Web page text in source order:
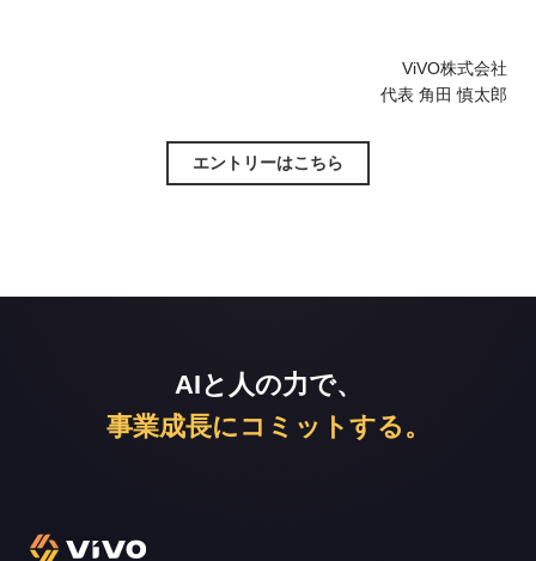
ViVO株式会社
代表 角田 慎太郎
エントリーはこちら
AIと人の力で、
事業成長にコミットする。